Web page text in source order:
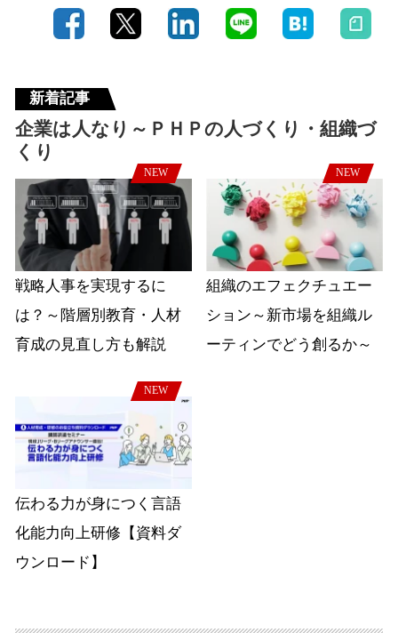
新着記事
企業は人なり～ＰＨＰの人づくり・組織づ
くり
NEW
戦略人事を実現するに
は？～階層別教育・人材
育成の見直し方も解説
NEW
組織のエフェクチュエー
ション～新市場を組織ル
ーティンでどう創るか～
NEW
伝わる力が身につく言語
化能力向上研修【資料ダ
ウンロード】